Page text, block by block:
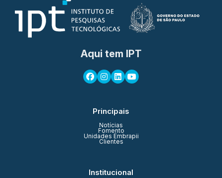
Aqui tem IPT
Principais
Notícias
Fomento
Unidades Embrapii
Clientes
Institucional